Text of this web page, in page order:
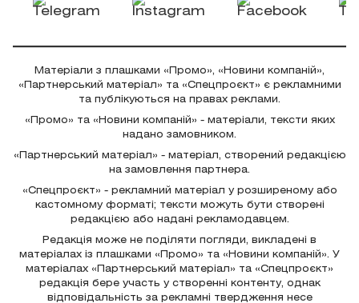
Матеріали з плашками «Промо», «Новини компаній»,
«Партнерський матеріал» та «Спецпроєкт» є рекламними
та публікуються на правах реклами.
«Промо» та «Новини компаній» - матеріали, тексти яких
надано замовником.
«Партнерський матеріал» - матеріал, створений редакцією
на замовлення партнера.
«Спецпроєкт» - рекламний матеріал у розширеному або
кастомному форматі; тексти можуть бути створені
редакцією або надані рекламодавцем.
Редакція може не поділяти погляди, викладені в
матеріалах із плашками «Промо» та «Новини компаній». У
матеріалах «Партнерський матеріал» та «Спецпроєкт»
редакція бере участь у створенні контенту, однак
відповідальність за рекламні твердження несе